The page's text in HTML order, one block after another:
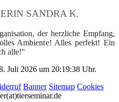
SANDRA K.
der herzliche Empfang,
Ambiente! Alles perfekt! Ein
alle!"
Juli 2026 um 20:19:38 Uhr.
Banner Sitemap Cookies